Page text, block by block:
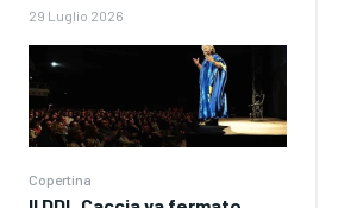
29 Luglio 2026
Copertina